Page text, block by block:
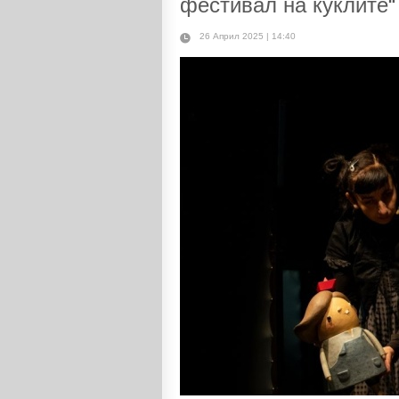
фестивал на куклите“
26 Април 2025 | 14:40